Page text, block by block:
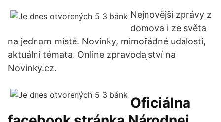
Nejnovější zprávy z
domova i ze světa
na jednom místě. Novinky, mimořádné události,
aktuální témata. Online zpravodajství na
Novinky.cz.
Oficiálna